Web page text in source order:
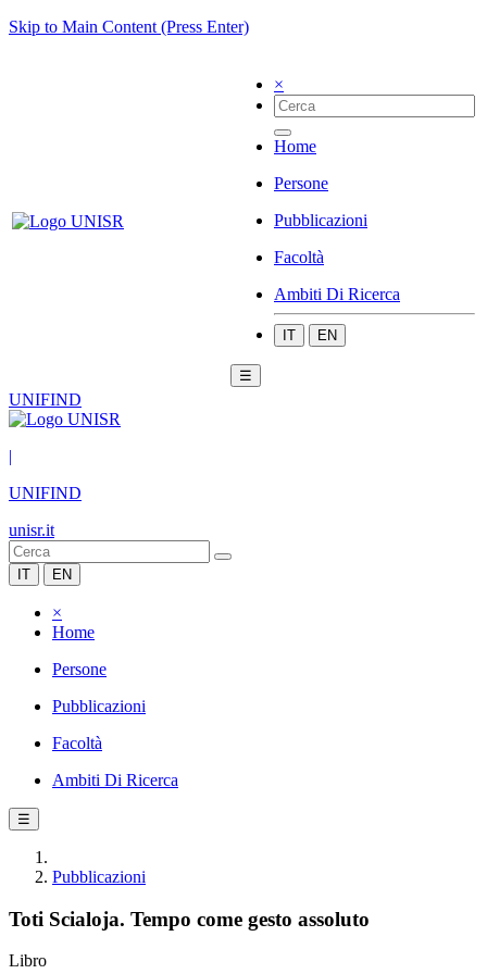
Skip to Main Content (Press Enter)
×
Home
Persone
Pubblicazioni
Facoltà
Ambiti Di Ricerca
IT EN
☰
UNIFIND
|
UNIFIND
unisr.it
IT EN
×
Home
Persone
Pubblicazioni
Facoltà
Ambiti Di Ricerca
☰
Pubblicazioni
Toti Scialoja. Tempo come gesto assoluto
Libro